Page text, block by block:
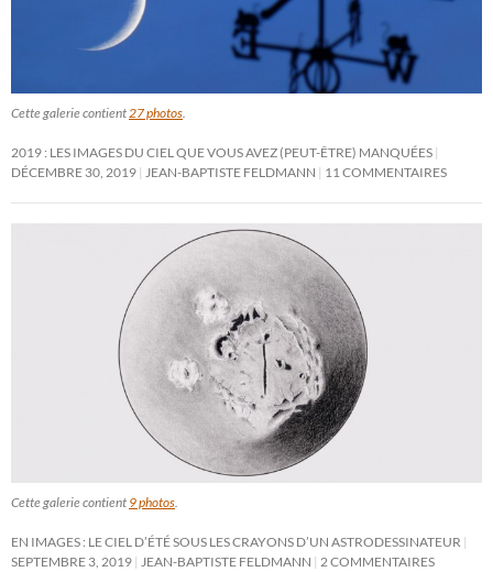
Cette galerie contient 27 photos
2019 : LES IMAGES DU CIEL QUE VOUS AVEZ (PEUT-ÊTRE) MANQUÉES
DÉCEMBRE 30, 2019
JEAN-BAPTISTE FELDMANN 11 COMMENTAIRES
Cette galerie contient 9 photos.
EN IMAGES : LE CIEL D’ÉTÉ SOUS LES CRAYONS D’UN ASTRODESSINATEUR
SEPTEMBRE 3, 2019 JEAN-BAPTISTE FELDMANN 2 COMMENTAIRES